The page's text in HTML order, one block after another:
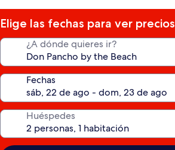
estrellas
Elige las fechas para ver precios
¿A dónde quieres ir?
Fechas
Huéspedes